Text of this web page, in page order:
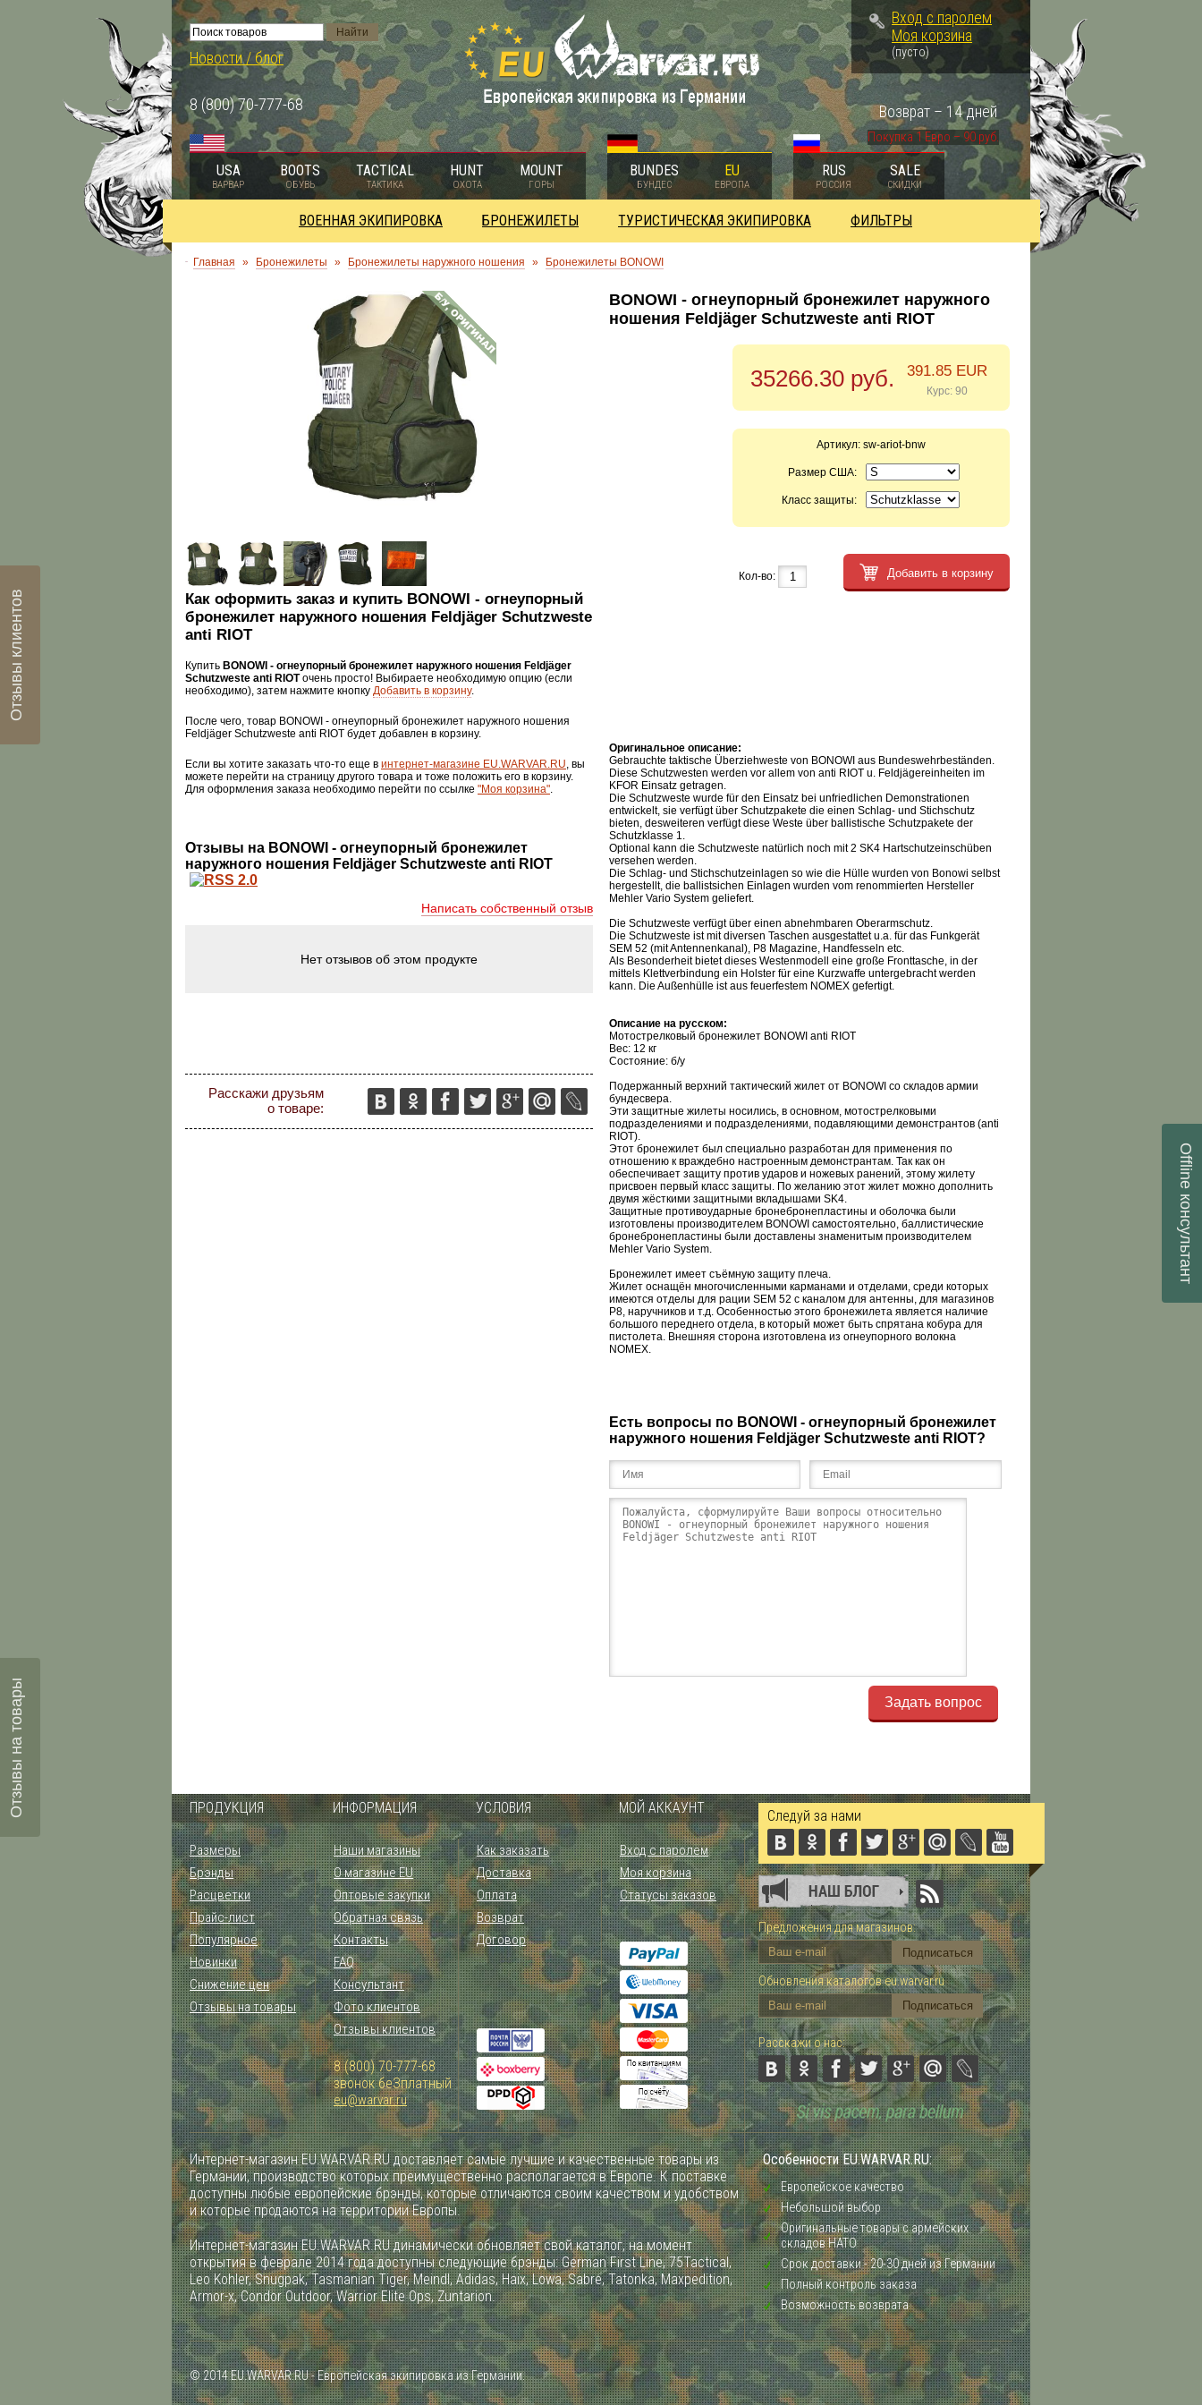
Новости / блог
8 (800) 70-777-68
Вход с паролем
Моя корзина
(пусто)
Покупка 1 Евро – 90 руб.
Возврат – 14 дней
USA
ВАРВАР
BOOTS
ОБУВЬ
TACTICAL
ТАКТИКА
HUNT
ОХОТА
MOUNT
ГОРЫ
BUNDES
БУНДЕС
EU
ЕВРОПА
RUS
РОССИЯ
SALE
СКИДКИ
ВОЕННАЯ ЭКИПИРОВКА БРОНЕЖИЛЕТЫ ТУРИСТИЧЕСКАЯ ЭКИПИРОВКА ФИЛЬТРЫ
Главная » Бронежилеты » Бронежилеты наружного ношения » Бронежилеты BONOWI
Как оформить заказ и купить BONOWI - огнеупорный
бронежилет наружного ношения Feldjäger Schutzweste
anti RIOT
Купить BONOWI - огнеупорный бронежилет наружного ношения Feldjäger
Schutzweste anti RIOTочень просто! Выбираете необходимую опцию (если
необходимо), затем нажмите кнопку Добавить в корзину.
После чего, товар BONOWI - огнеупорный бронежилет наружного ношения
Feldjäger Schutzweste anti RIOT будет добавлен в корзину.
Если вы хотите заказать что-то еще в интернет-магазине EU.WARVAR.RU, вы
можете перейти на страницу другого товара и тоже положить его в корзину.
Для оформления заказа необходимо перейти по ссылке "Моя корзина".
Отзывы на BONOWI - огнеупорный бронежилет
наружного ношения Feldjäger Schutzweste anti RIOT
Написать собственный отзыв
Нет отзывов об этом продукте
Расскажи друзьям
о товаре:
BONOWI - огнеупорный бронежилет наружного
ношения Feldjäger Schutzweste anti RIOT
35266.30 руб. 391.85 EUR
Курс: 90
Артикул: sw-ariot-bnw
Размер США:
Класс защиты:
Кол-во: Добавить в корзину
Оригинальное описание:
Gebrauchte taktische Überziehweste von BONOWI aus Bundeswehrbeständen.
Diese Schutzwesten werden vor allem von anti RIOT u. Feldjägereinheiten im
KFOR Einsatz getragen.
Die Schutzweste wurde für den Einsatz bei unfriedlichen Demonstrationen
entwickelt, sie verfügt über Schutzpakete die einen Schlag- und Stichschutz
bieten, desweiteren verfügt diese Weste über ballistische Schutzpakete der
Schutzklasse 1.
Optional kann die Schutzweste natürlich noch mit 2 SK4 Hartschutzeinschüben
versehen werden.
Die Schlag- und Stichschutzeinlagen so wie die Hülle wurden von Bonowi selbst
hergestellt, die ballistsichen Einlagen wurden vom renommierten Hersteller
Mehler Vario System geliefert.
Die Schutzweste verfügt über einen abnehmbaren Oberarmschutz.
Die Schutzweste ist mit diversen Taschen ausgestattet u.a. für das Funkgerät
SEM 52 (mit Antennenkanal), P8 Magazine, Handfesseln etc.
Als Besonderheit bietet dieses Westenmodell eine große Fronttasche, in der
mittels Klettverbindung ein Holster für eine Kurzwaffe untergebracht werden
kann. Die Außenhülle ist aus feuerfestem NOMEX gefertigt.
Описание на русском:
Мотострелковый бронежилет BONOWI anti RIOT
Вес: 12 кг
Состояние: б/у
Подержанный верхний тактический жилет от BONOWI со складов армии
бундесвера.
Эти защитные жилеты носились, в основном, мотострелковыми
подразделениями и подразделениями, подавляющими демонстрантов (anti
RIOT).
Этот бронежилет был специально разработан для применения по
отношению к враждебно настроенным демонстрантам. Так как он
обеспечивает защиту против ударов и ножевых ранений, этому жилету
присвоен первый класс защиты. По желанию этот жилет можно дополнить
двумя жёсткими защитными вкладышами SK4.
Защитные противоударные бронебронепластины и оболочка были
изготовлены производителем BONOWI самостоятельно, баллистические
бронебронепластины были доставлены знаменитым производителем
Mehler Vario System.
Бронежилет имеет съёмную защиту плеча.
Жилет оснащён многочисленными карманами и отделами, среди которых
имеются отделы для рации SEM 52 с каналом для антенны, для магазинов
Р8, наручников и т.д. Особенностью этого бронежилета является наличие
большого переднего отдела, в который может быть спрятана кобура для
пистолета. Внешняя сторона изготовлена из огнеупорного волокна
NOMEX.
Есть вопросы по BONOWI - огнеупорный бронежилет
наружного ношения Feldjäger Schutzweste anti RIOT?
Задать вопрос
ПРОДУКЦИЯ ИНФОРМАЦИЯ УСЛОВИЯ МОЙ АККАУНТ
Размеры
Брэнды
Расцветки
Прайс-лист
Популярное
Новинки
Снижение цен
Отзывы на товары
Наши магазины
О магазине EU
Оптовые закупки
Обратная связь
Контакты
FAQ
Консультант
Фото клиентов
Отзывы клиентов
8 (800) 70-777-68
звонок беЗплатный
eu@warvar.ru
Как заказать
Доставка
Оплата
Возврат
Договор
Вход с паролем
Моя корзина
Статусы заказов
Следуй за нами
Предложения для магазинов:
Обновления каталогов eu.warvar.ru
Расскажи о нас:
Интернет-магазин EU.WARVAR.RU доставляет самые лучшие и качественные товары из
Германии, производство которых преимущественно располагается в Европе. К поставке
доступны любые европейские брэнды, которые отличаются своим качеством и удобством
и которые продаются на территории Европы.
Интернет-магазин EU.WARVAR.RU динамически обновляет свой каталог, на момент
открытия в феврале 2014 года доступны следующие брэнды: German First Line, 75Tactical,
Leo Kohler, Snugpak, Tasmanian Tiger, Meindl, Adidas, Haix, Lowa, Sabre, Tatonka, Maxpedition,
Armor-x, Condor Outdoor, Warrior Elite Ops, Zuntarion.
Особенности EU.WARVAR.RU:
Европейское качество
Небольшой выбор
Оригинальные товары с армейских
складов НАТО
Срок доставки - 20-30 дней из Германии
Полный контроль заказа
Возможность возврата
© 2014 EU.WARVAR.RU - Европейская экипировка из Германии.
Offline
консультант
Отзывы клиентов
Отзывы на товары